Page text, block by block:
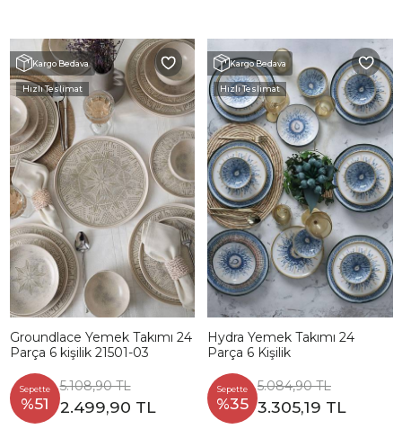
Kargo Bedava
Hızlı Teslimat
Groundlace Yemek Takımı 24
Parça 6 kişilik 21501-03
Sepette
%51
5.108,90 TL
2.499,90 TL
Kargo Bedava
Hızlı Teslimat
Hydra Yemek Takımı 24
Parça 6 Kişilik
Sepette
%35
5.084,90 TL
3.305,19 TL